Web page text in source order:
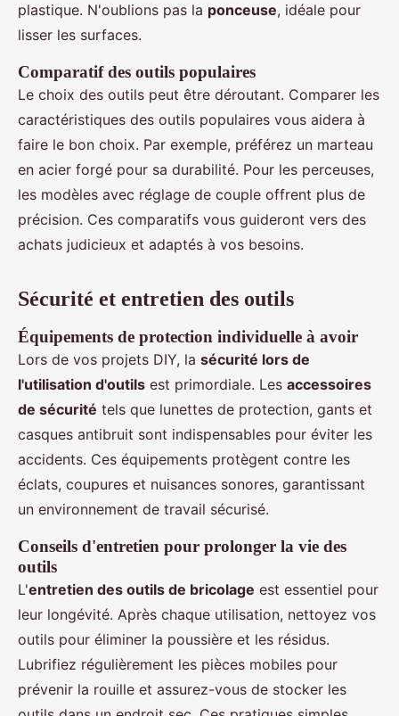
plastique. N'oublions pas la ponceuse, idéale pour
lisser les surfaces.
Comparatif des outils populaires
Le choix des outils peut être déroutant. Comparer les
caractéristiques des outils populaires vous aidera à
faire le bon choix. Par exemple, préférez un marteau
en acier forgé pour sa durabilité. Pour les perceuses,
les modèles avec réglage de couple offrent plus de
précision. Ces comparatifs vous guideront vers des
achats judicieux et adaptés à vos besoins.
Sécurité et entretien des outils
Équipements de protection individuelle à avoir
Lors de vos projets DIY, la sécurité lors de
l'utilisation d'outils est primordiale. Les accessoires
de sécurité tels que lunettes de protection, gants et
casques antibruit sont indispensables pour éviter les
accidents. Ces équipements protègent contre les
éclats, coupures et nuisances sonores, garantissant
un environnement de travail sécurisé.
Conseils d'entretien pour prolonger la vie des
outils
L'entretien des outils de bricolage est essentiel pour
leur longévité. Après chaque utilisation, nettoyez vos
outils pour éliminer la poussière et les résidus.
Lubrifiez régulièrement les pièces mobiles pour
prévenir la rouille et assurez-vous de stocker les